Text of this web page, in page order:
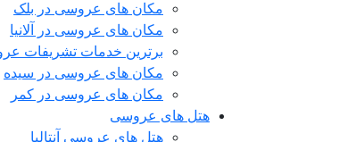
مکان های عروسی در بلک
مکان های عروسی در آلانیا
برترین خدمات تشریفات
مکان های عروسی در سیده
مکان های عروسی در کمر
هتل های عروسی
هتل های عروسی آنتالیا